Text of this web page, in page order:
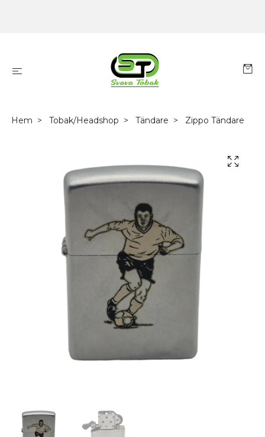
Hem Tobak/Headshop Tändare Zippo Tändare